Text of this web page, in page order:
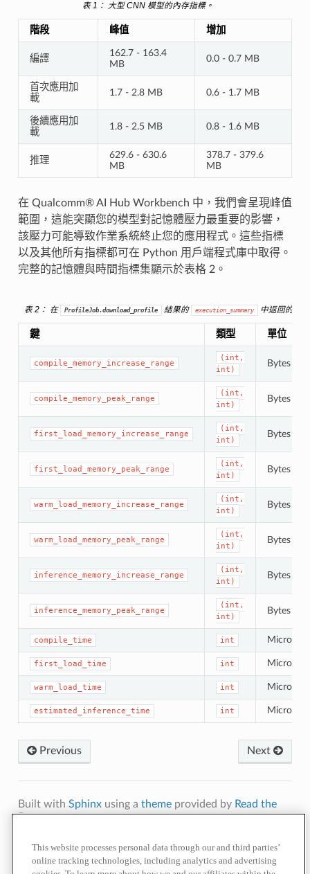
表 1 ： 大型 CNN 模型的內存指標。
階段 峰值 增加
編譯
162.7 - 163.4
MB
0.0 - 0.7 MB
首次應用加
載
1.7 - 2.8 MB 0.6 - 1.7 MB
後續應用加
載
1.8 - 2.5 MB 0.8 - 1.6 MB
推理
629.6 - 630.6
MB
378.7 - 379.6
MB
在 Qualcomm® AI Hub Workbench 中，我們會呈現峰值
範圍，這能突顯您的模型對記憶體壓力最重要的影響，
該壓力可能導致作業系統終止您的應用程式。這些指標
以及其他所有指標都可在 Python 用戶端程式庫中取得。
完整的記憶體與時間指標集顯示於表格 2。
表 2： 在 ProfileJob.download_profile 結果的 execution_summary 中返回的指
鍵 類型 單位
compile_memory_increase_range
(int,
int)
Bytes
compile_memory_peak_range
(int,
int)
Bytes
first_load_memory_increase_range
(int,
int)
Bytes
first_load_memory_peak_range
(int,
int)
Bytes
warm_load_memory_increase_range
(int,
int)
Bytes
warm_load_memory_peak_range
(int,
int)
Bytes
inference_memory_increase_range
(int,
int)
Bytes
inference_memory_peak_range
(int,
int)
Bytes
compile_time int
first_load_time int
warm_load_time int
estimated_inference_time int
Previous Next
Built with Sphinxusing a themeprovided by Read the
Docs.
Policy
Policy
Us
Information
This website processes personal data through our and third parties’
online tracking technologies, including analytics and advertising